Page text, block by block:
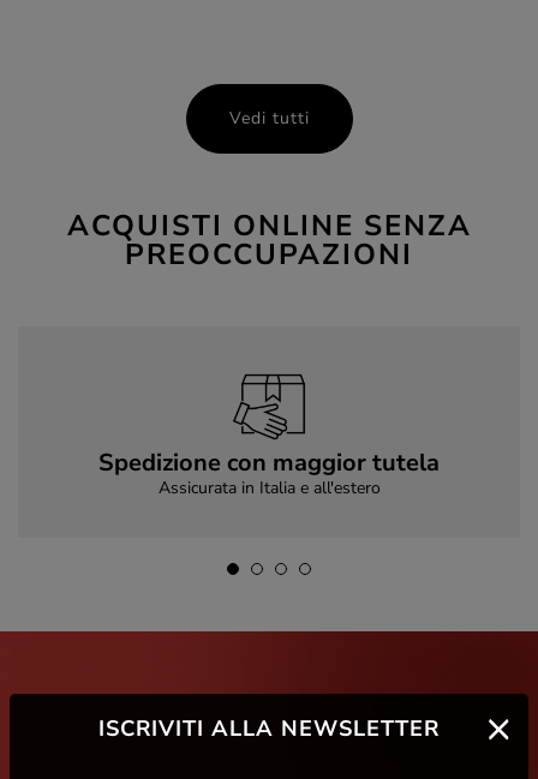
Vedi tutti
ACQUISTI ONLINE SENZA
PREOCCUPAZIONI
Spedizione con maggior tutela
Assicurata in Italia e all'estero
ISCRIVITI ALLA NEWSLETTER